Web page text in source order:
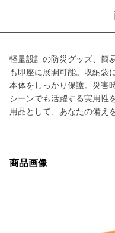
軽量設計の防災グッズ、簡
も即座に展開可能。収納袋
本体をしっかり保護。災害
シーンでも活躍する実用性
用品として、あなたの備え
商品画像